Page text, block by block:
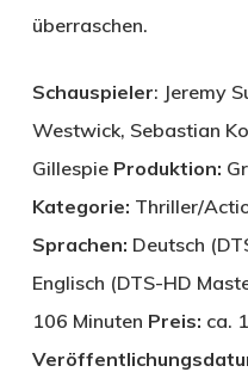
überraschen.
Schauspieler: Jeremy
Westwick, Sebastian
Gillespie Produktion:
Kategorie: Thriller/
Sprachen: Deutsch
Englisch (DTS-HD
106 Minuten Preis: ca.